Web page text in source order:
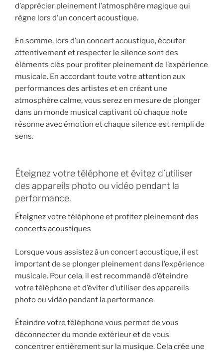
d’apprécier pleinement l’atmosphère magique qui
règne lors d’un concert acoustique.
En somme, lors d’un concert acoustique, écouter
attentivement et respecter le silence sont des
éléments clés pour profiter pleinement de l’expérience
musicale. En accordant toute votre attention aux
performances des artistes et en créant une
atmosphère calme, vous serez en mesure de plonger
dans un monde musical captivant où chaque note
résonne avec émotion et chaque silence est rempli de
sens.
Éteignez votre téléphone et évitez d’utiliser
des appareils photo ou vidéo pendant la
performance.
Éteignez votre téléphone et profitez pleinement des
concerts acoustiques
Lorsque vous assistez à un concert acoustique, il est
important de se plonger pleinement dans l’expérience
musicale. Pour cela, il est recommandé d’éteindre
votre téléphone et d’éviter d’utiliser des appareils
photo ou vidéo pendant la performance.
Éteindre votre téléphone vous permet de vous
déconnecter du monde extérieur et de vous
concentrer entièrement sur la musique. Cela crée une